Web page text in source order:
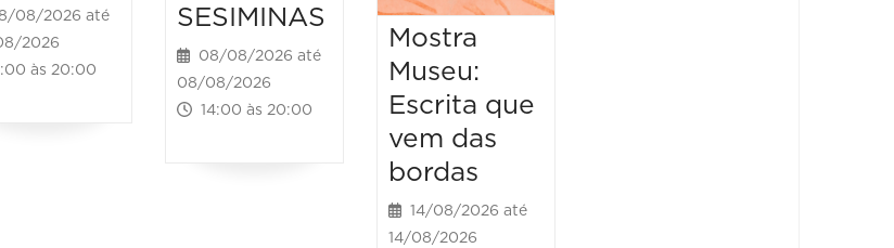
08/2026 até
2026
às 20:00
SESIMINAS
08/08/2026 até
08/08/2026
14:00 às 20:00
Mostra
Museu:
Escrita que
vem das
bordas
14/08/2026 até
14/08/2026